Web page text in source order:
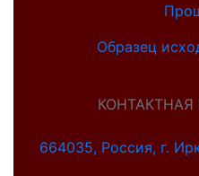
Образец
664035, Россия, г.